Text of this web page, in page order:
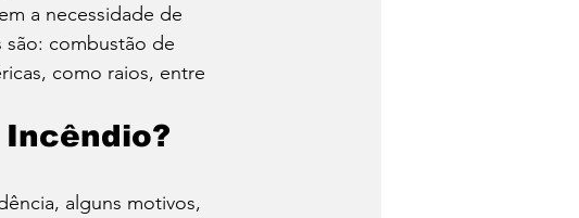
a necessidade de
combustão de
como raios, entre
alguns motivos,